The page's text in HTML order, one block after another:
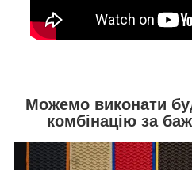
Можемо виконати
комбінацію за